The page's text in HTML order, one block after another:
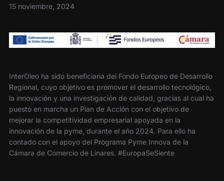
15 noviembre, 2024
InterOleo ha sido beneficiaria del Fondo Europeo de Desarrollo
Regional, cuyo objetivo es promover el desarrollo tecnológico,
la innovación y una investigación de calidad, gracias al cual ha
puesto en marcha un Plan de Acción con el objetivo de
mejorar la competitividad empresarial apoyada en la
innovación de la pyme, durante el año 2024. Para ello ha
contado con el apoyo del Programa Pyme Innova de la
Cámara de Comercio de Linares. #EuropaSeSiente